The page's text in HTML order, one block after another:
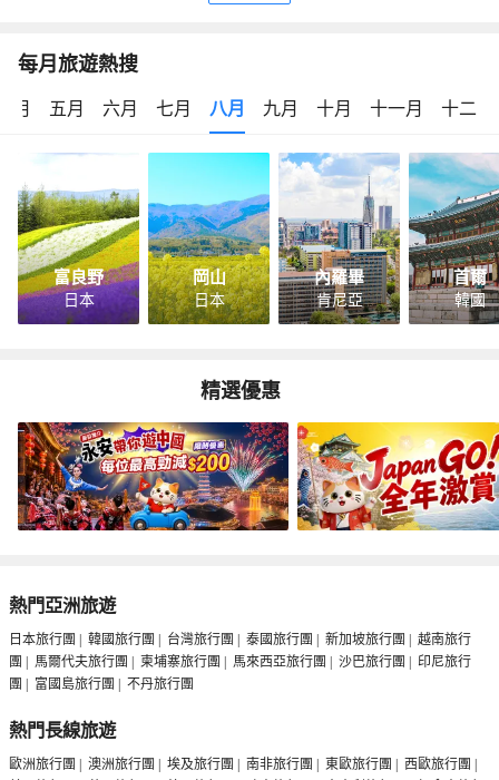
每月旅遊熱搜
月 五月 六月 七月 八月 九月 十月 十一月 十二月
富良野
日本
岡山
日本
內羅畢
肯尼亞
首爾
韓國
精選優惠
熱門亞洲旅遊
日本旅行團 | 韓國旅行團 | 台灣旅行團 | 泰國旅行團 | 新加坡旅行團 | 越南旅行
團 | 馬爾代夫旅行團 | 柬埔寨旅行團 | 馬來西亞旅行團 | 沙巴旅行團 | 印尼旅行
團 | 富國島旅行團 | 不丹旅行團
熱門長線旅遊
歐洲旅行團 | 澳洲旅行團 | 埃及旅行團 | 南非旅行團 | 東歐旅行團 | 西歐旅行團 |